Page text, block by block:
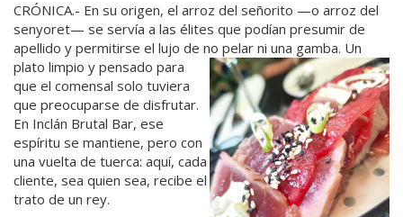
CRÓNICA.- En su origen, el arroz del señorito —o arroz del
senyoret— se servía a las élites que podían presumir de
apellido y permitirse el lujo de no pelar ni una gamba. Un
plato limpio y pensado para
que el comensal solo tuviera
que preocuparse de disfrutar.
En Inclán Brutal Bar, ese
espíritu se mantiene, pero con
una vuelta de tuerca: aquí, cada
cliente, sea quien sea, recibe el
trato de un rey.